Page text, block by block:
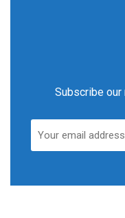
Subscribe